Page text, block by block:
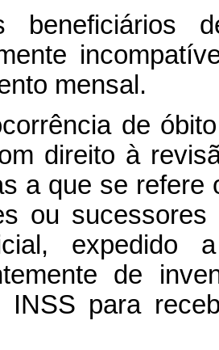
mensal.
de
direito à
a que se refere
ou
expedido
de
INSS para